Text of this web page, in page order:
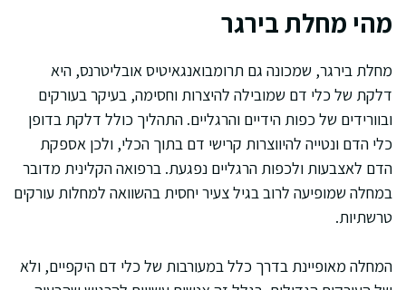
מהי מחלת בירגר
מחלת בירגר, שמכונה גם תרומבואנגאיטיס אובליטרנס, היא
דלקת של כלי דם שמובילה להיצרות וחסימה, בעיקר בעורקים
ובוורידים של כפות הידיים והרגליים. התהליך כולל דלקת בדופן
כלי הדם ונטייה להיווצרות קרישי דם בתוך הכלי, ולכן אספקת
הדם לאצבעות ולכפות הרגליים נפגעת. ברפואה הקלינית מדובר
במחלה שמופיעה לרוב בגיל צעיר יחסית בהשוואה למחלות עורקים
טרשתיות.
המחלה מאופיינת בדרך כלל במעורבות של כלי דם היקפיים, ולא